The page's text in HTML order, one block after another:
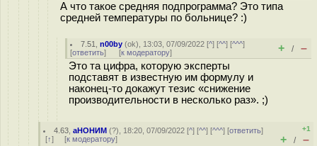
А что такое средняя подпрограмма? Это типа
средней температуры по больнице? :)
7.51 ,n00by (ok), 13:03, 07/09/2022 [^] [^^] [^^^]
[ответить] [к модератору] + / –
Это та цифра, которую эксперты
подставят в известную им формулу и
наконец-то докажут тезис «снижение
производительности в несколько раз». ;)
4.63 ,аНОНИМ (?), 18:20, 07/09/2022 [^] [^^] [^^^] [ответить]
[↑] [к модератору]
+1
+ / –